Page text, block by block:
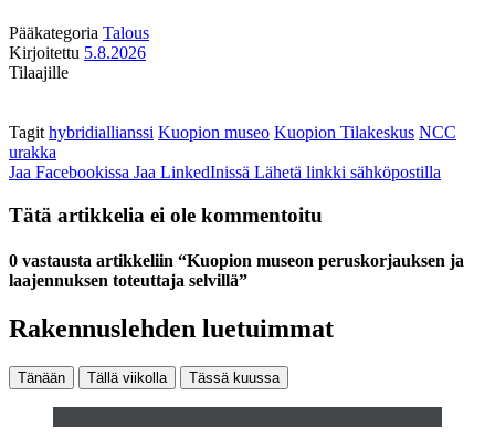
Pääkategoria Talous
Kirjoitettu 5.8.2026
Tilaajille
Tagit hybridiallianssi Kuopion museo Kuopion Tilakeskus NCC
urakka
Jaa Facebookissa Jaa LinkedInissä Lähetä linkki sähköpostilla
Tätä artikkelia ei ole kommentoitu
0 vastausta artikkeliin “Kuopion museon peruskorjauksen ja
laajennuksen toteuttaja selvillä”
Rakennuslehden luetuimmat
Tänään Tällä viikolla Tässä kuussa